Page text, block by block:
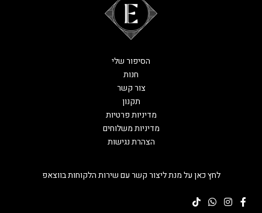
לחץ כאן על מנת ליצור קשר עם שירות הלקוחות בווצאפ
הסיפור שלי
חנות
צור קשר
תקנון
מדיניות פרטיות
מדיניות משלוחים
הצהרת נגישות